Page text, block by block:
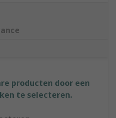
producten door een
te selecteren.